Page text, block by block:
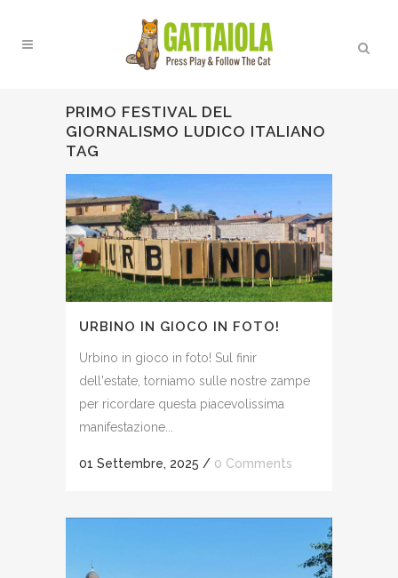
PRIMO FESTIVAL DEL
GIORNALISMO LUDICO ITALIANO
TAG
URBINO IN GIOCO IN FOTO!
Urbino in gioco in foto! Sul finir
dell'estate, torniamo sulle nostre zampe
per ricordare questa piacevolissima
manifestazione...
01 Settembre, 2025 / 0 Comments